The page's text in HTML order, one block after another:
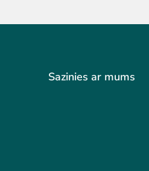
Sazinies ar mums